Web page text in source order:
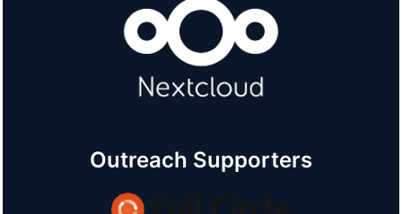
Outreach Supporters